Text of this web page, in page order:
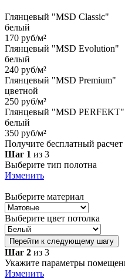
Глянцевый "MSD Classic"
белый
170 руб/м²
Глянцевый "MSD Evolution"
белый
240 руб/м²
Глянцевый "MSD Premium"
цветной
250 руб/м²
Глянцевый "MSD PERFEKT"
белый
350 руб/м²
Получите бесплатный
Шаг 1 из 3
Выберите тип полотна
Изменить
Выберите материал
Выберите цвет потолка
Перейти к следующему шагу
Шаг 2 из 3
Укажите параметры
Изменить